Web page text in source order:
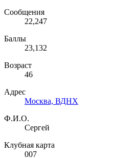
Сообщения
22,247
Баллы
23,132
Возраст
46
Адрес
Москва, ВДНХ
Ф.И.О.
Сергей
Клубная карта
007